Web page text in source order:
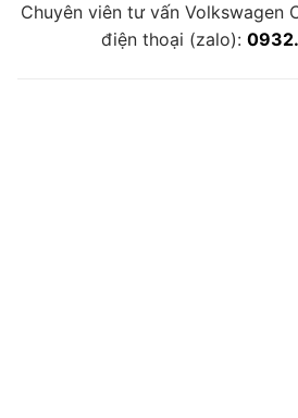
Chuyên viên tư vấn Volkswagen
điện thoại (zalo):